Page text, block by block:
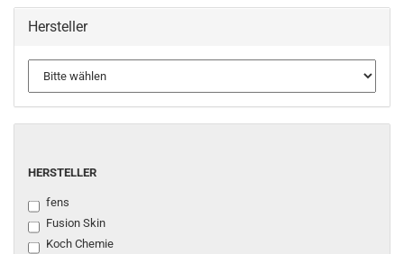
Hersteller
HERSTELLER
HERSTELLER
fens
Fusion Skin
Koch Chemie